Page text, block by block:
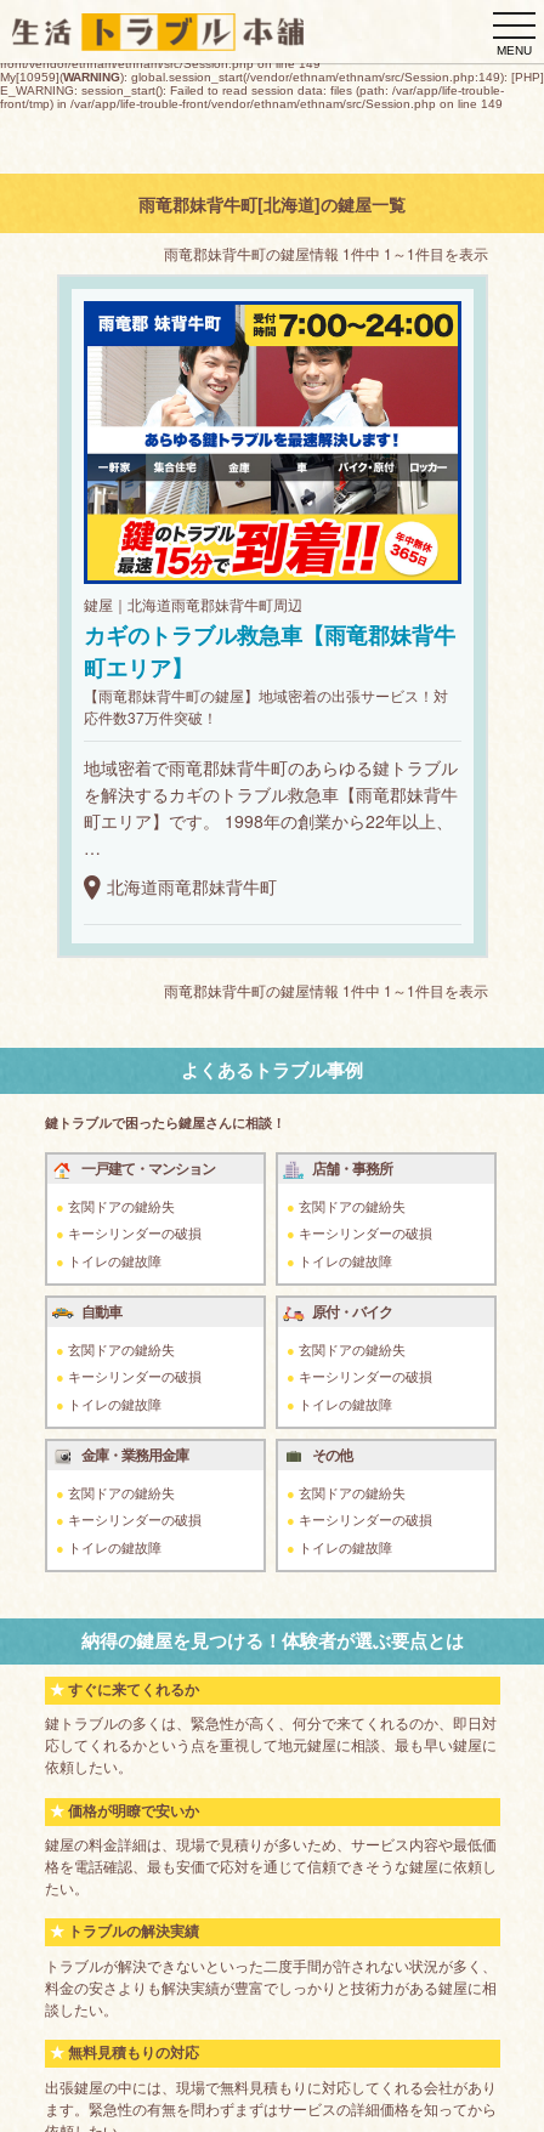
E_WARNING: session_start(): open(/var/app/life-trouble-
front/tmp/sess_e4b1db9e597f91a5a26e9d76dea81cdc73c5bdc819b081f8f637c2a923252b84,
O_RDWR) failed: デバイスに空き領域がありません (28) in /var/app/life-trouble-
front/vendor/ethnam/ethnam/src/Session.php on line 149
My[10959](WARNING): global.session_start(/vendor/ethnam/ethnam/src/Session.php:149): [PHP]
E_WARNING: session_start(): Failed to read session data: files (path: /var/app/life-trouble-
front/tmp) in /var/app/life-trouble-front/vendor/ethnam/ethnam/src/Session.php on line 149
MENU
雨竜郡妹背牛町[北海道]の鍵屋一覧
雨竜郡妹背牛町の鍵屋情報 1件中 1～1件目を表示
鍵屋｜北海道雨竜郡妹背牛町周辺
カギのトラブル救急車【雨竜郡妹背牛
町エリア】
【雨竜郡妹背牛町の鍵屋】地域密着の出張サービス！対
応件数37万件突破！
地域密着で雨竜郡妹背牛町のあらゆる鍵トラブル
を解決するカギのトラブル救急車【雨竜郡妹背牛
町エリア】です。 1998年の創業から22年以上、
…
北海道雨竜郡妹背牛町
雨竜郡妹背牛町の鍵屋情報 1件中 1～1件目を表示
よくあるトラブル事例
鍵トラブルで困ったら鍵屋さんに相談！
一戸建て・マンション
玄関ドアの鍵紛失
キーシリンダーの破損
トイレの鍵故障
店舗・事務所
玄関ドアの鍵紛失
キーシリンダーの破損
トイレの鍵故障
自動車
玄関ドアの鍵紛失
キーシリンダーの破損
トイレの鍵故障
原付・バイク
玄関ドアの鍵紛失
キーシリンダーの破損
トイレの鍵故障
金庫・業務用金庫
玄関ドアの鍵紛失
キーシリンダーの破損
トイレの鍵故障
その他
玄関ドアの鍵紛失
キーシリンダーの破損
トイレの鍵故障
納得の鍵屋を見つける！体験者が選ぶ要点とは
すぐに来てくれるか
鍵トラブルの多くは、緊急性が高く、何分で来てくれるのか、即日対
応してくれるかという点を重視して地元鍵屋に相談、最も早い鍵屋に
依頼したい。
価格が明瞭で安いか
鍵屋の料金詳細は、現場で見積りが多いため、サービス内容や最低価
格を電話確認、最も安価で応対を通じて信頼できそうな鍵屋に依頼し
たい。
トラブルの解決実績
トラブルが解決できないといった二度手間が許されない状況が多く、
料金の安さよりも解決実績が豊富でしっかりと技術力がある鍵屋に相
談したい。
無料見積もりの対応
出張鍵屋の中には、現場で無料見積もりに対応してくれる会社があり
ます。緊急性の有無を問わずまずはサービスの詳細価格を知ってから